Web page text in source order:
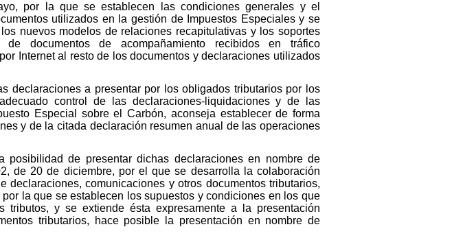
por la que se establecen las condiciones generales y el
utilizados en la gestión de Impuestos Especiales y se
nuevos modelos de relaciones recapitulativas y los soportes
documentos de acompañamiento recibidos en tráfico
Internet al resto de los documentos y declaraciones utilizados
declaraciones a presentar por los obligados tributarios por los
control de las declaraciones-liquidaciones y de las
Especial sobre el Carbón, aconseja establecer de forma
y de la citada declaración resumen anual de las operaciones
posibilidad de presentar dichas declaraciones en nombre de
de 20 de diciembre, por el que se desarrolla la colaboración
comunicaciones y otros documentos tributarios,
la que se establecen los supuestos y condiciones en los que
y se extiende ésta expresamente a la presentación
tributarios, hace posible la presentación en nombre de